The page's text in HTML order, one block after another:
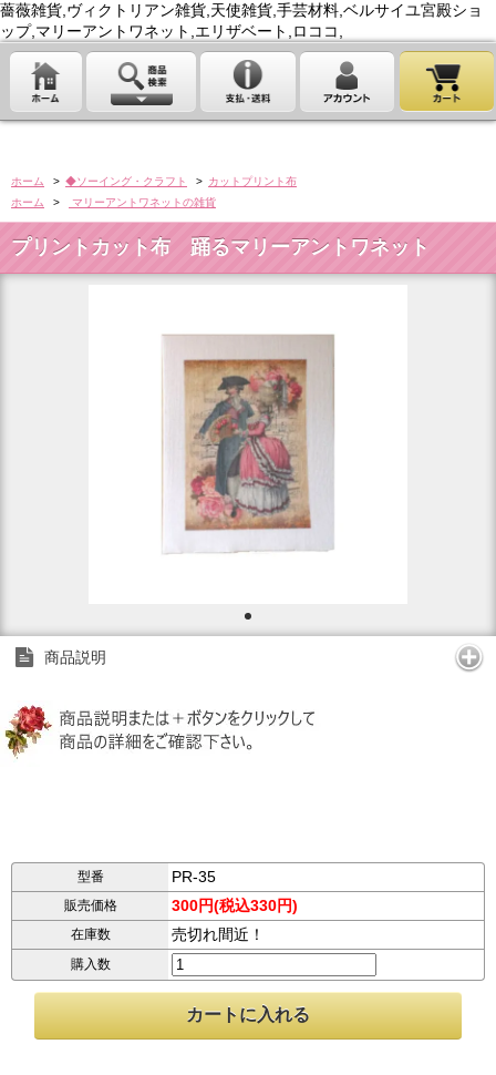
薔薇雑貨,ヴィクトリアン雑貨,天使雑貨,手芸材料,ベルサイユ宮殿ショ
ップ,マリーアントワネット,エリザベート,ロココ,
ホーム > ◆ソーイング・クラフト > カットプリント布
ホーム
> マリーアントワネットの雑貨
プリントカット布 踊るマリーアントワネット
商品説明
型番 PR-35
販売価格 300円(税込330円)
在庫数 売切れ間近！
購入数